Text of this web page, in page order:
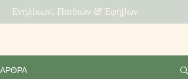
Ενηλίκων, Παιδιών & Εφήβων
ΑΡΘΡΑ